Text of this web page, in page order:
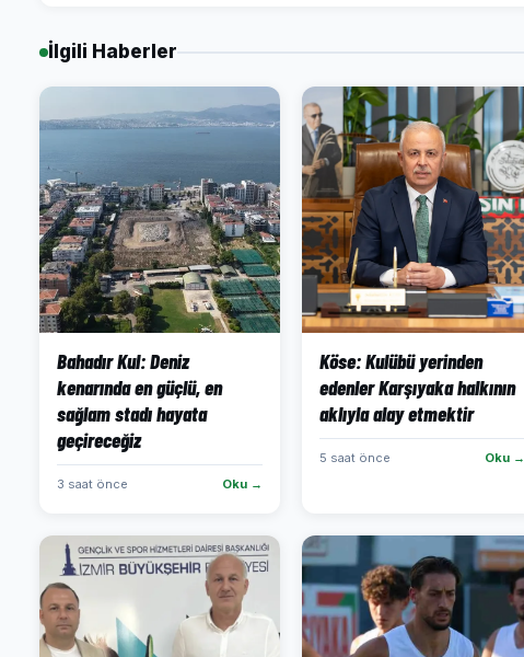
İlgili Haberler
Bahadır Kul: Deniz
kenarında en güçlü, en
sağlam stadı hayata
geçireceğiz
3 saat önce Oku →
Köse: Kulübü yerinden
edenler Karşıyaka halkının
aklıyla alay etmektir
5 saat önce Oku →